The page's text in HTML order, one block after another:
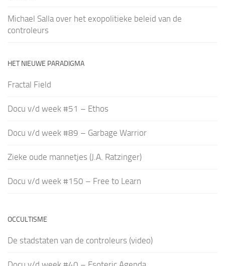
Michael Salla over het exopolitieke beleid van de
controleurs
HET NIEUWE PARADIGMA
Fractal Field
Docu v/d week #51 – Ethos
Docu v/d week #89 – Garbage Warrior
Zieke oude mannetjes (J.A. Ratzinger)
Docu v/d week #150 – Free to Learn
OCCULTISME
De stadstaten van de controleurs (video)